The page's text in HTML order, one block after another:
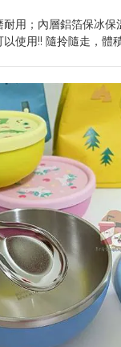
用；內層鋁箔保冰保
使用!! 隨拎隨走，體